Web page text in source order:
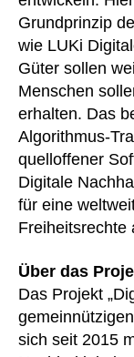
Grundprinzip
wie LUKi
Güter sollen
Menschen
erhalten. Das
Algorithmus-
quelloffener
Digitale
für eine
Freiheitsrechte
Über das
Das Projekt
sich seit 2015